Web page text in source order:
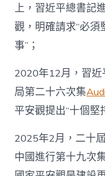
上，習近平總書記
觀，明確請求“必
事”；
2020年12月，習
局第二十六次集
平安觀提出“十個堅
2025年2月，二十
中國進行第十九次